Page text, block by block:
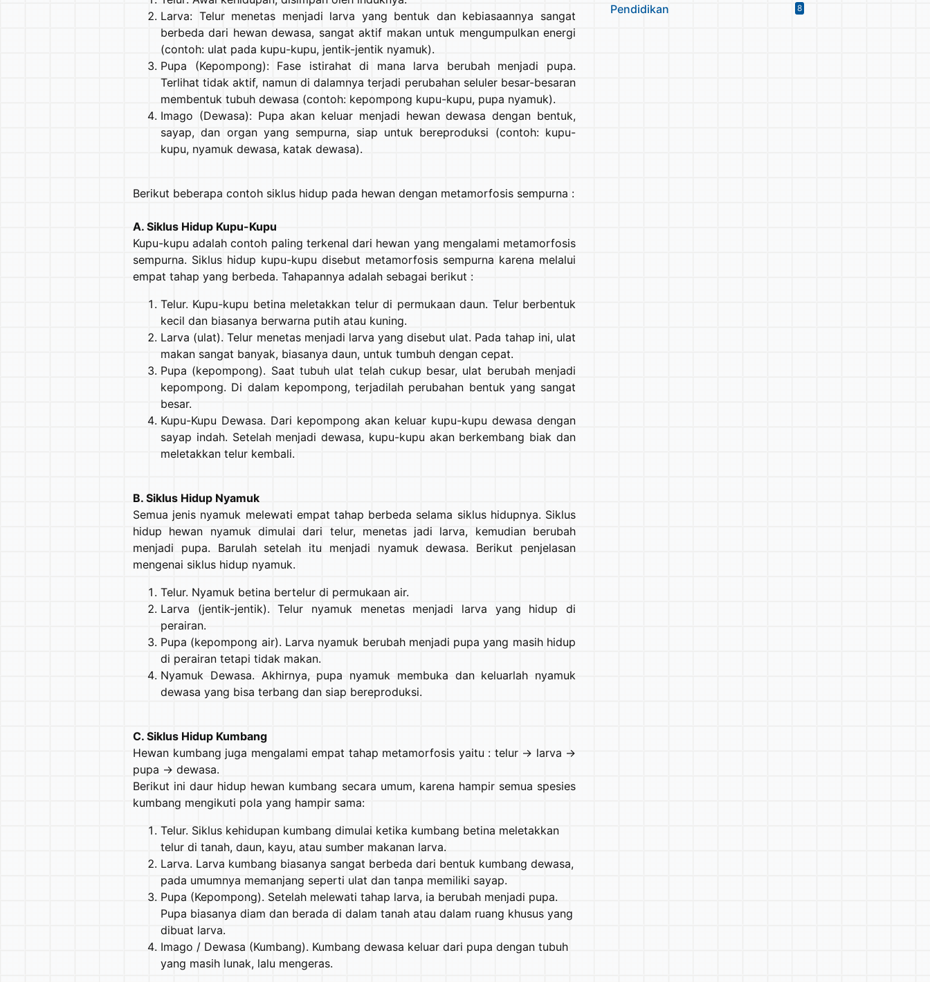
Larva: Telur menetas menjadi larva yang bentuk dan kebiasaannya sangat
berbeda dari hewan dewasa, sangat aktif makan untuk mengumpulkan energi
(contoh: ulat pada kupu-kupu, jentik-jentik nyamuk).
Pupa (Kepompong): Fase istirahat di mana larva berubah menjadi pupa.
Terlihat tidak aktif, namun di dalamnya terjadi perubahan seluler besar-besaran
membentuk tubuh dewasa (contoh: kepompong kupu-kupu, pupa nyamuk).
Imago (Dewasa): Pupa akan keluar menjadi hewan dewasa dengan bentuk,
sayap, dan organ yang sempurna, siap untuk bereproduksi (contoh: kupu-
kupu, nyamuk dewasa, katak dewasa).
Berikut beberapa contoh siklus hidup pada hewan dengan metamorfosis sempurna :
A. Siklus Hidup Kupu-Kupu
Kupu-kupu adalah contoh paling terkenal dari hewan yang mengalami metamorfosis
sempurna. Siklus hidup kupu-kupu disebut metamorfosis sempurna karena melalui
empat tahap yang berbeda. Tahapannya adalah sebagai berikut :
Telur. Kupu-kupu betina meletakkan telur di permukaan daun. Telur berbentuk
kecil dan biasanya berwarna putih atau kuning.
Larva (ulat). Telur menetas menjadi larva yang disebut ulat. Pada tahap ini, ulat
makan sangat banyak, biasanya daun, untuk tumbuh dengan cepat.
Pupa (kepompong). Saat tubuh ulat telah cukup besar, ulat berubah menjadi
kepompong. Di dalam kepompong, terjadilah perubahan bentuk yang sangat
besar.
Kupu-Kupu Dewasa. Dari kepompong akan keluar kupu-kupu dewasa dengan
sayap indah. Setelah menjadi dewasa, kupu-kupu akan berkembang biak dan
meletakkan telur kembali.
B. Siklus Hidup Nyamuk
Semua jenis nyamuk melewati empat tahap berbeda selama siklus hidupnya. Siklus
hidup hewan nyamuk dimulai dari telur, menetas jadi larva, kemudian berubah
menjadi pupa. Barulah setelah itu menjadi nyamuk dewasa. Berikut penjelasan
mengenai siklus hidup nyamuk.
Telur. Nyamuk betina bertelur di permukaan air.
Larva (jentik-jentik). Telur nyamuk menetas menjadi larva yang hidup di
perairan.
Pupa (kepompong air). Larva nyamuk berubah menjadi pupa yang masih hidup
di perairan tetapi tidak makan.
Nyamuk Dewasa. Akhirnya, pupa nyamuk membuka dan keluarlah nyamuk
dewasa yang bisa terbang dan siap bereproduksi.
C. Siklus Hidup Kumbang
Hewan kumbang juga mengalami empat tahap metamorfosis yaitu : telur → larva →
pupa → dewasa.
Berikut ini daur hidup hewan kumbang secara umum, karena hampir semua spesies
kumbang mengikuti pola yang hampir sama:
Telur. Siklus kehidupan kumbang dimulai ketika kumbang betina meletakkan
telur di tanah, daun, kayu, atau sumber makanan larva.
Larva. Larva kumbang biasanya sangat berbeda dari bentuk kumbang dewasa,
pada umumnya memanjang seperti ulat dan tanpa memiliki sayap.
Pupa (Kepompong). Setelah melewati tahap larva, ia berubah menjadi pupa.
Pupa biasanya diam dan berada di dalam tanah atau dalam ruang khusus yang
dibuat larva.
Imago / Dewasa (Kumbang). Kumbang dewasa keluar dari pupa dengan tubuh
yang masih lunak, lalu mengeras.
Pendidikan 8